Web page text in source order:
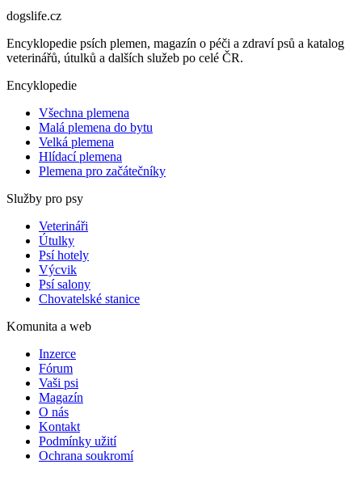
dogslife.cz
Encyklopedie psích plemen, magazín o péči a zdraví psů a katalog
veterinářů, útulků a dalších služeb po celé ČR.
Encyklopedie
Všechna plemena
Malá plemena do bytu
Velká plemena
Hlídací plemena
Plemena pro začátečníky
Služby pro psy
Veterináři
Útulky
Psí hotely
Výcvik
Psí salony
Chovatelské stanice
Komunita a web
Inzerce
Fórum
Vaši psi
Magazín
O nás
Kontakt
Podmínky užití
Ochrana soukromí